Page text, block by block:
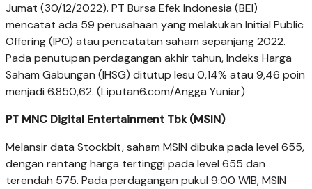
Jumat (30/12/2022). PT Bursa Efek Indonesia (BEI)
mencatat ada 59 perusahaan yang melakukan Initial Public
Offering (IPO) atau pencatatan saham sepanjang 2022.
Pada penutupan perdagangan akhir tahun, Indeks Harga
Saham Gabungan (IHSG) ditutup lesu 0,14% atau 9,46 poin
menjadi 6.850,62. (Liputan6.com/Angga Yuniar)
PT MNC Digital Entertainment Tbk (MSIN)
Melansir data Stockbit, saham MSIN dibuka pada level 655,
dengan rentang harga tertinggi pada level 655 dan
terendah 575. Pada perdagangan pukul 9:00 WIB, MSIN